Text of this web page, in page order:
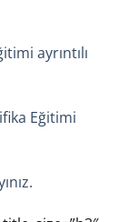
ayrıntılı
Eğitimi